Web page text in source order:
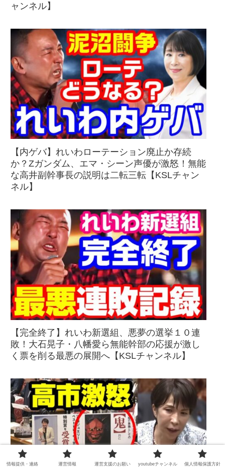
ャンネル】
【内ゲバ】れいわローテーション廃止か存続
か？Zガンダム、エマ・シーン声優が激怒！無能
な高井副幹事長の説明は二転三転【KSLチャン
ネル】
【完全終了】れいわ新選組、悪夢の選挙１０連
敗！大石晃子・八幡愛ら無能幹部の応援が激し
く票を削る最悪の展開へ【KSLチャンネル】
情報提供・連絡 運営情報 運営支援のお願い youtubeチャンネル 個人情報保護方針